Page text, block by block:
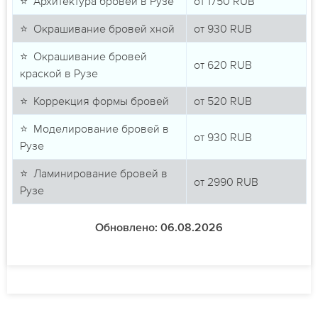
⭐ Окрашивание бровей хной от 930 RUB
⭐ Окрашивание бровей
краской в Рузе
от 620 RUB
⭐ Коррекция формы бровей от 520 RUB
⭐ Моделирование бровей в
Рузе
от 930 RUB
⭐ Ламинирование бровей в
Рузе
от 2990 RUB
Обновлено: 06.08.2026